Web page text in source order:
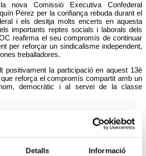
Detalls Informació
nova Comissió Executiva Confederal
Pérez per la confiança rebuda durant el
i els desitja molts encerts en aquesta
importants reptes socials i laborals dels
reafirma el seu compromís de continuar
per reforçar un sindicalisme independent,
treballadores.
positivament la participació en aquest 13è
reforça el compromís compartit amb un
democràtic i al servei de la classe